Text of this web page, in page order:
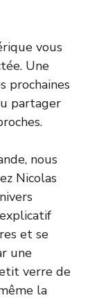
vous
Une
prochaines
partager
nous
Nicolas
et se
une
verre de
la